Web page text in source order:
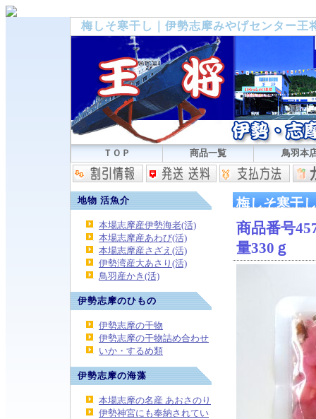
梅しそ寒干し｜伊勢志摩みやげセンター王
ＴＯＰ 商品一覧 鳥羽本
地物 活魚介
本場志摩産伊勢海老(活)
本場志摩産あわび(活)
本場志摩産さざえ(活)
伊勢湾産大あさり(活)
鳥羽産かき(活)
伊勢志摩のひもの
伊勢志摩の干物
伊勢志摩の干物詰め合わせ
いか・するめ類
伊勢志摩の海藻
本場志摩の名産 あおさのり
伊勢神宮にも奉納されてい
梅しそ寒干し
商品番号
量330ｇ